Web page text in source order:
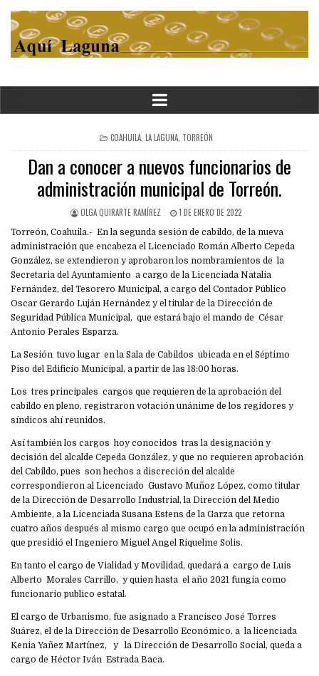
POSTED
IN
COAHUILA, LA LAGUNA, TORREÓN
Dan a conocer a nuevos funcionarios de
administración municipal de Torreón.
OLGA QUIRARTE RAMÍREZ 1 DE ENERO DE 2022
Torreón, Coahuila.- En la segunda sesión de cabildo, de la nueva
administración que encabeza el Licenciado Román Alberto Cepeda
González, se extendieron y aprobaron los nombramientos de la
Secretaria del Ayuntamiento a cargo de la Licenciada Natalia
Fernández, del Tesorero Municipal, a cargo del Contador Público
Oscar Gerardo Luján Hernández y el titular de la Dirección de
Seguridad Pública Municipal, que estará bajo el mando de César
Antonio Perales Esparza.
La Sesión tuvo lugar en la Sala de Cabildos ubicada en el Séptimo
Piso del Edificio Municipal, a partir de las 18:00 horas.
Los tres principales cargos que requieren de la aprobación del
cabildo en pleno, registraron votación unánime de los regidores y
síndicos ahí reunidos.
Así también los cargos hoy conocidos tras la designación y
decisión del alcalde Cepeda González, y que no requieren aprobación
del Cabildo, pues son hechos a discreción del alcalde
correspondieron al Licenciado Gustavo Muñoz López, como titular
de la Dirección de Desarrollo Industrial, la Dirección del Medio
Ambiente, a la Licenciada Susana Estens de la Garza que retorna
cuatro años después al mismo cargo que ocupó en la administración
que presidió el Ingeniero Miguel Angel Riquelme Solis.
En tanto el cargo de Vialidad y Movilidad, quedará a cargo de Luis
Alberto Morales Carrillo, y quien hasta el año 2021 fungía como
funcionario publico estatal.
El cargo de Urbanismo, fue asignado a Francisco José Torres
Suárez, el de la Dirección de Desarrollo Económico, a la licenciada
Kenia Yañez Martínez, y la Dirección de Desarrollo Social, queda a
cargo de Héctor Iván Estrada Baca.